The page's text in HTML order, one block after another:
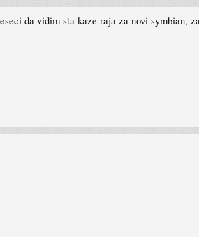
da vidim sta kaze raja za novi symbian,